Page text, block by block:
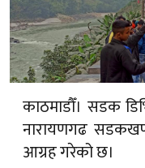
काठमाडौँ। सडक
नारायणगढ
आग्रह गरेको छ।